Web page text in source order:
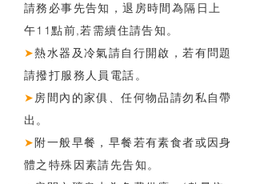
請務必事先告知，退房時間為隔日上
午11點前,若需續住請告知。
➤熱水器及冷氣請自行開啟，若有問題
請撥打服務人員電話。
➤房間內的家俱、任何物品請勿私自帶
出。
➤附一般早餐，早餐若有素食者或因身
體之特殊因素請先告知。